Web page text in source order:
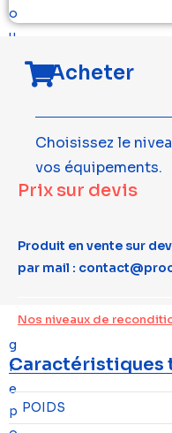
Acheter
Choisissez le
vos équipements.
Prix sur devis
Produit en vente sur
par mail :
Nos niveaux de
Caractéristiques
POIDS